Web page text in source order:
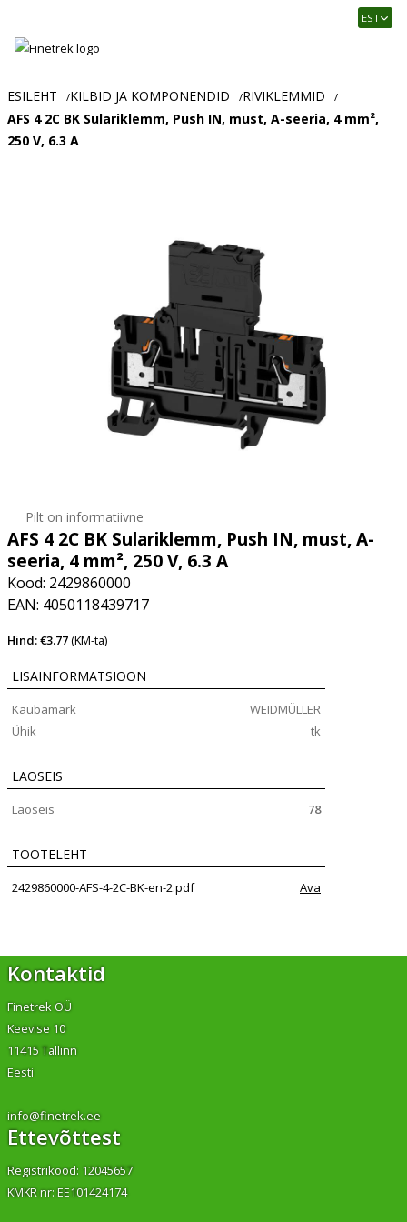
Usaldusväärne
ja
tööstusautomaatika
pood
EST
ESILEHT /KILBID JA KOMPONENDID /RIVIKLEMMID /
AFS 4 2C BK Sulariklemm, Push IN, must, A-seeria, 4 mm²,
250 V, 6.3 A
Pilt on informatiivne
AFS 4 2C BK Sulariklemm, Push IN, must, A-
seeria, 4 mm², 250 V, 6.3 A
Kood: 2429860000
EAN: 4050118439717
Hind: €3.77(KM-ta)
LISAINFORMATSIOON
Kaubamärk
WEIDMÜLLER
Ühik
tk
LAOSEIS
Laoseis 78
TOOTELEHT
2429860000-AFS-4-2C-BK-en-2.pdf Ava
Kontaktid
Finetrek OÜ
Keevise 10
11415 Tallinn
Eesti
info@finetrek.ee
Ettevõttest
Registrikood: 12045657
KMKR nr: EE101424174